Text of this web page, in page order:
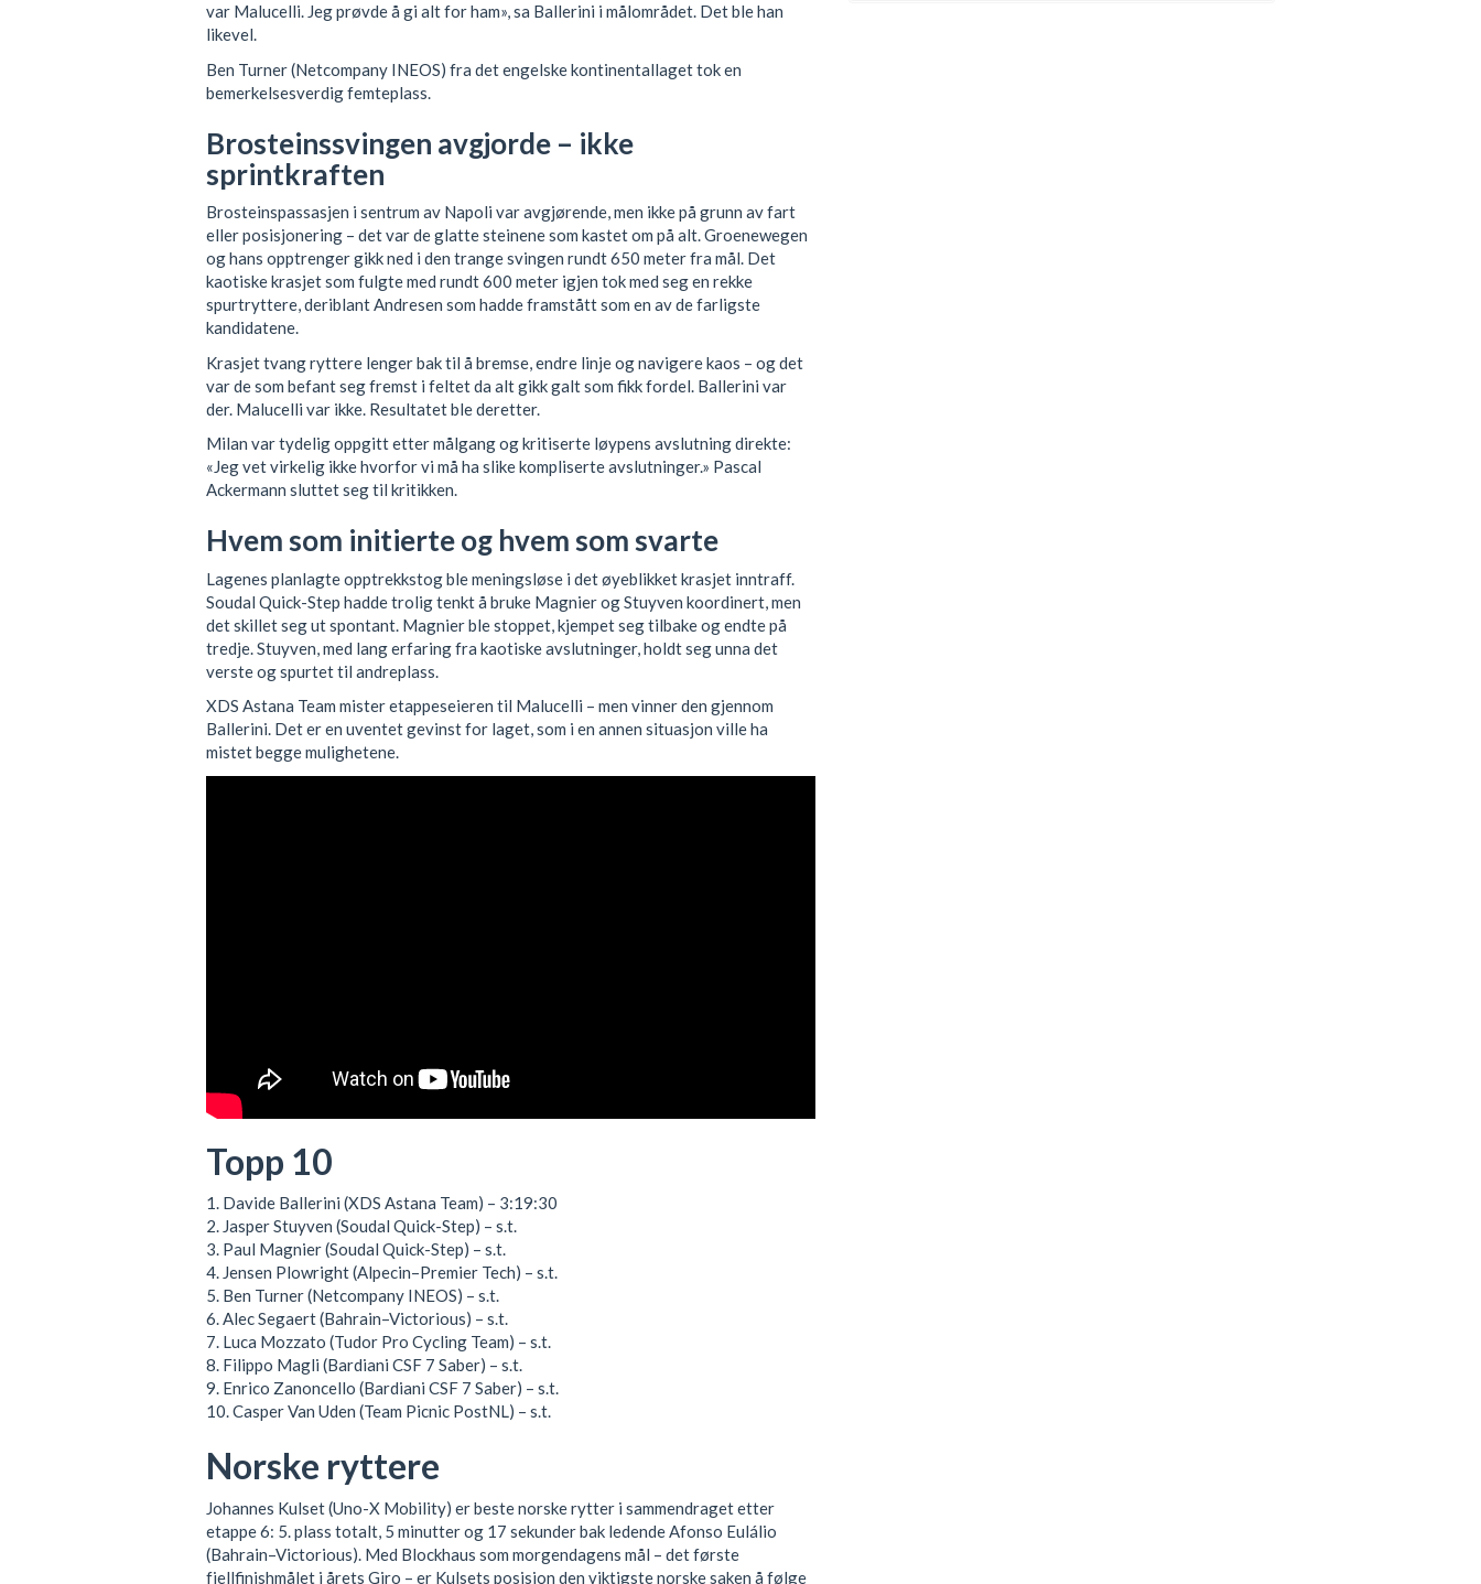
var Malucelli. Jeg prøvde å gi alt for ham», sa Ballerini i målområdet. Det ble han
likevel.
Ben Turner (Netcompany INEOS) fra det engelske kontinentallaget tok en
bemerkelsesverdig femteplass.
Brosteinssvingen avgjorde – ikke
sprintkraften
Brosteinspassasjen i sentrum av Napoli var avgjørende, men ikke på grunn av fart
eller posisjonering – det var de glatte steinene som kastet om på alt. Groenewegen
og hans opptrenger gikk ned i den trange svingen rundt 650 meter fra mål. Det
kaotiske krasjet som fulgte med rundt 600 meter igjen tok med seg en rekke
spurtryttere, deriblant Andresen som hadde framstått som en av de farligste
kandidatene.
Krasjet tvang ryttere lenger bak til å bremse, endre linje og navigere kaos – og det
var de som befant seg fremst i feltet da alt gikk galt som fikk fordel. Ballerini var
der. Malucelli var ikke. Resultatet ble deretter.
Milan var tydelig oppgitt etter målgang og kritiserte løypens avslutning direkte:
«Jeg vet virkelig ikke hvorfor vi må ha slike kompliserte avslutninger.» Pascal
Ackermann sluttet seg til kritikken.
Hvem som initierte og hvem som svarte
Lagenes planlagte opptrekkstog ble meningsløse i det øyeblikket krasjet inntraff.
Soudal Quick-Step hadde trolig tenkt å bruke Magnier og Stuyven koordinert, men
det skillet seg ut spontant. Magnier ble stoppet, kjempet seg tilbake og endte på
tredje. Stuyven, med lang erfaring fra kaotiske avslutninger, holdt seg unna det
verste og spurtet til andreplass.
XDS Astana Team mister etappeseieren til Malucelli – men vinner den gjennom
Ballerini. Det er en uventet gevinst for laget, som i en annen situasjon ville ha
mistet begge mulighetene.
Topp 10
1. Davide Ballerini (XDS Astana Team) – 3:19:30
2. Jasper Stuyven (Soudal Quick-Step) – s.t.
3. Paul Magnier (Soudal Quick-Step) – s.t.
4. Jensen Plowright (Alpecin–Premier Tech) – s.t.
5. Ben Turner (Netcompany INEOS) – s.t.
6. Alec Segaert (Bahrain–Victorious) – s.t.
7. Luca Mozzato (Tudor Pro Cycling Team) – s.t.
8. Filippo Magli (Bardiani CSF 7 Saber) – s.t.
9. Enrico Zanoncello (Bardiani CSF 7 Saber) – s.t.
10. Casper Van Uden (Team Picnic PostNL) – s.t.
Norske ryttere
Johannes Kulset (Uno-X Mobility) er beste norske rytter i sammendraget etter
etappe 6: 5. plass totalt, 5 minutter og 17 sekunder bak ledende Afonso Eulálio
(Bahrain–Victorious). Med Blockhaus som morgendagens mål – det første
fjellfinishmålet i årets Giro – er Kulsets posisjon den viktigste norske saken å følge